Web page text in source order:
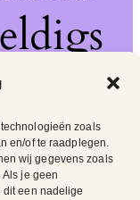
zoals
en/of te raadplegen.
wij gegevens zoals
je geen
dit een nadelige